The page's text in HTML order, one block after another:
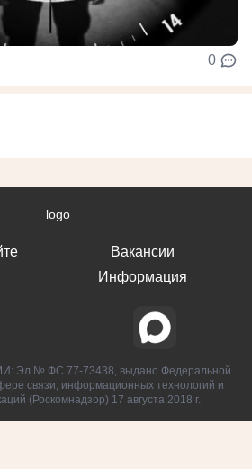
0
Вакансии
Информация
Эл № ФС 77-73438, выдано Федеральной
связи, информационных технологий и
(Роскомнадзор) 17 августа 2018 г.